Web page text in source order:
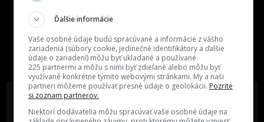
One time najzábavnejšie miesto na
slovenskom internete, next time
najzabávnejšie miesto na svete
Ďalšie informácie
Vaše osobné údaje budú spracúvané a informácie z vášho
zariadenia (súbory cookie, jedinečné identifikátory a ďalšie
údaje o zariadení) môžu byť ukladané a používané
225 partnermi a môžu s nimi byť zdieľané alebo môžu byť
využívané konkrétne týmito webovými stránkami. My a naši
partneri môžeme používať presné údaje o geolokácii. Pozrite
si zoznam partnerov.
Niektorí dodávatelia môžu spracúvať vaše osobné údaje na